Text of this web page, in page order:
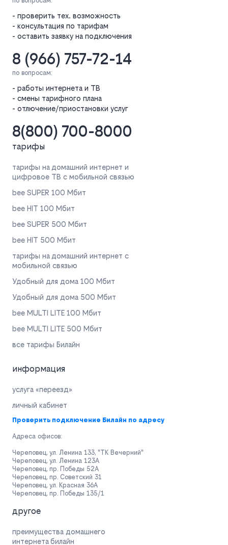
- проверить тех. возможность
- консультация по тарифам
- оставить заявку на подключения
8 (966) 757-72-14
по вопросам:
- работы интернета и ТВ
- смены тарифного плана
- отлючение/приостановки услуг
8(800) 700-8000
тарифы
тарифы на домашний интернет и
цифровое ТВ с мобильной связью
bee SUPER 100 Мбит
bee HIT 100 Мбит
bee SUPER 500 Мбит
bee HIT 500 Мбит
тарифы на домашний интернет с
мобильной связью
Удобный для дома 100 Мбит
Удобный для дома 500 Мбит
bee MULTI LITE 100 Мбит
bee MULTI LITE 500 Мбит
все тарифы Билайн
информация
услуга «переезд»
личный кабинет
Проверить подключение Билайн по адресу
Адреса офисов:
Череповец, ул. Ленина 133, "ТК Вечерний"
Череповец, ул. Ленина 123А
Череповец, пр. Победы 52А
Череповец, пр. Советский 31
Череповец, ул. Красная 36А
Череповец, пр. Победы 135/1
другое
преимущества домашнего
интернета билайн